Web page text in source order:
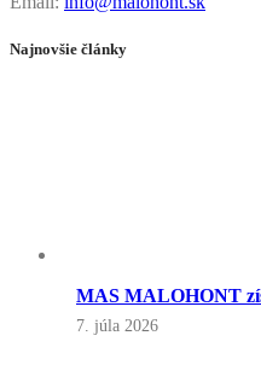
Najnovšie články
MAS MALOHONT
7. júla 2026